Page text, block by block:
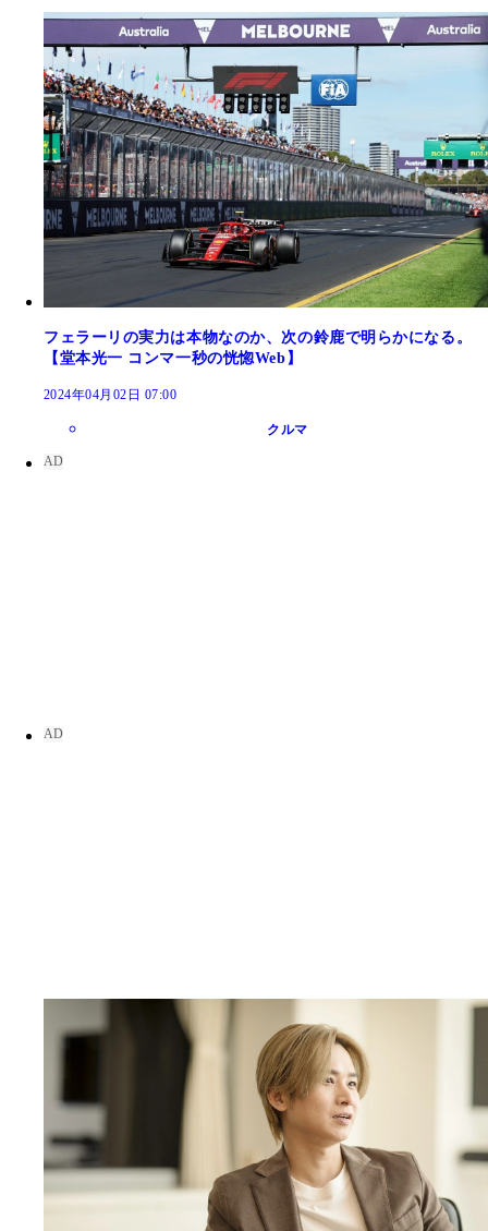
フェラーリの実力は本物なのか、次の鈴鹿で明らかになる。
【堂本光一 コンマ一秒の恍惚Web】
2024年04月02日 07:00
クルマ